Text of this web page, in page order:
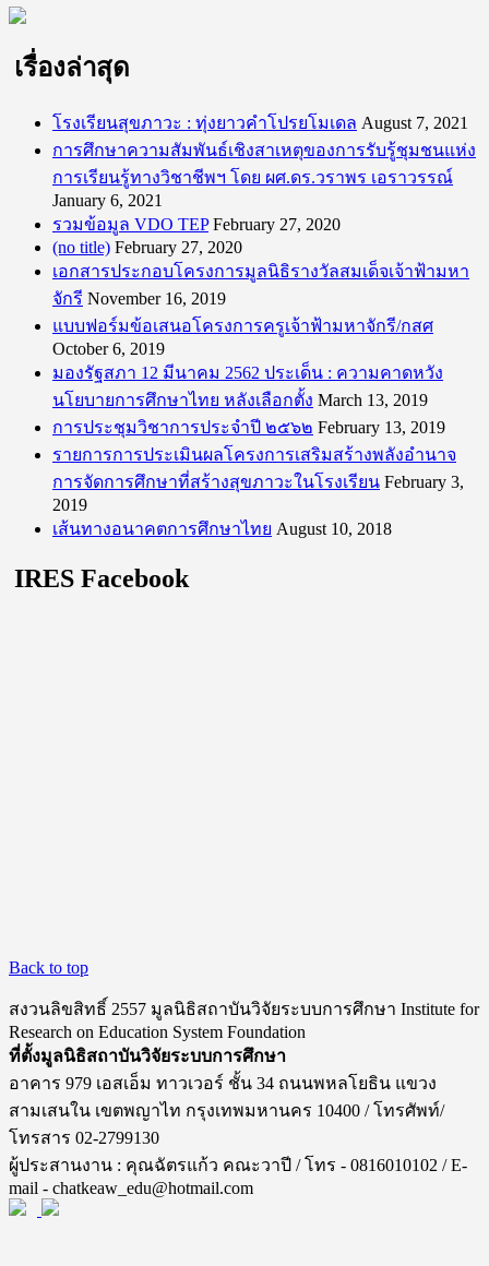
เรื่องล่าสุด
โรงเรียนสุขภาวะ : ทุ่งยาวคำโปรยโมเดล August 7, 2021
การศึกษาความสัมพันธ์เชิงสาเหตุของการรับรู้ชุมชนแห่ง
การเรียนรู้ทางวิชาชีพฯ โดย ผศ.ดร.วราพร เอราวรรณ์
January 6, 2021
รวมข้อมูล VDO TEP February 27, 2020
(no title) February 27, 2020
เอกสารประกอบโครงการมูลนิธิรางวัลสมเด็จเจ้าฟ้ามหา
จักรี November 16, 2019
แบบฟอร์มข้อเสนอโครงการครูเจ้าฟ้ามหาจักรี/กสศ
October 6, 2019
มองรัฐสภา 12 มีนาคม 2562 ประเด็น : ความคาดหวัง
นโยบายการศึกษาไทย หลังเลือกตั้ง March 13, 2019
การประชุมวิชาการประจำปี ๒๕๖๒ February 13, 2019
รายการการประเมินผลโครงการเสริมสร้างพลังอำนาจ
การจัดการศึกษาที่สร้างสุขภาวะในโรงเรียน February 3,
2019
เส้นทางอนาคตการศึกษาไทย August 10, 2018
IRES Facebook
Back to top
สงวนลิขสิทธิ์ 2557 มูลนิธิสถาบันวิจัยระบบการศึกษา Institute for
Research on Education System Foundation
ที่ตั้งมูลนิธิสถาบันวิจัยระบบการศึกษา
อาคาร 979 เอสเอ็ม ทาวเวอร์ ชั้น 34 ถนนพหลโยธิน แขวง
สามเสนใน เขตพญาไท กรุงเทพมหานคร 10400 / โทรศัพท์/
โทรสาร 02-2799130
ผู้ประสานงาน : คุณฉัตรแก้ว คณะวาปี / โทร - 0816010102 / E-
mail - chatkeaw_edu@hotmail.com